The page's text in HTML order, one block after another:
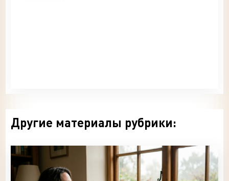
Другие материалы рубрики: